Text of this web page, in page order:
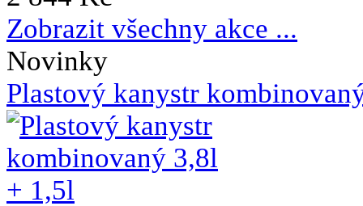
Zobrazit všechny akce ...
Novinky
Plastový kanystr